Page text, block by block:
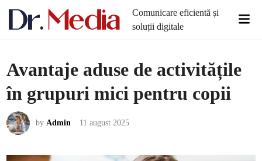
Comunicare eficientă și
soluții digitale
Avantaje aduse de activitățile
în grupuri mici pentru copii
byAdmin 11 august 2025